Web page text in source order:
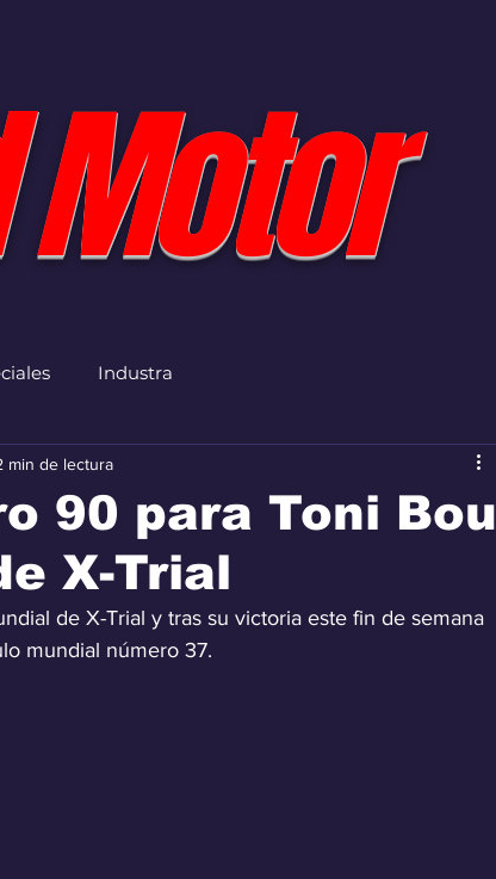
Motor
Industra
90 para Toni Bou
X-Trial
min de lectura
de X-Trial y tras su victoria este fin de semana
mundial número 37.